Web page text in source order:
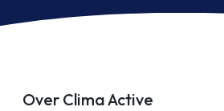
Over Clima Active